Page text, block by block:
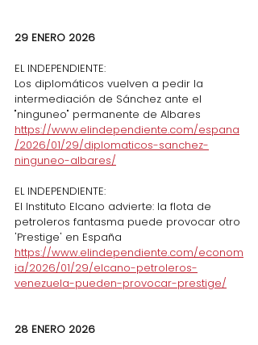
29 ENERO 2026
EL INDEPENDIENTE:
Los diplomáticos vuelven a pedir la
intermediación de Sánchez ante el
"ninguneo" permanente de Albares
https://www.elindependiente.com/espana
/2026/01/29/diplomaticos-sanchez-
ninguneo-albares/
EL INDEPENDIENTE:
El Instituto Elcano advierte: la flota de
petroleros fantasma puede provocar otro
'Prestige' en España
https://www.elindependiente.com/econom
ia/2026/01/29/elcano-petroleros-
venezuela-pueden-provocar-prestige/
28 ENERO 2026